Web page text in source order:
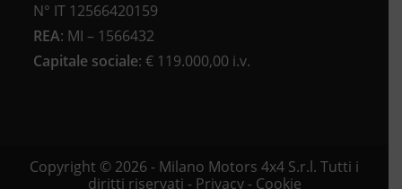
N° IT 12566420159
REA: MI – 1566432
Capitale sociale: € 119.000,00 i.v.
Copyright © 2026 - Milano Motors 4x4 S.r.l. Tutti i
diritti riservati - Privacy- Cookie